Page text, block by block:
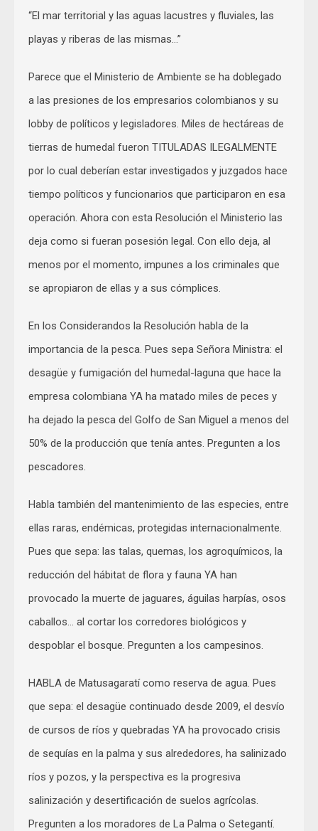
“El mar territorial y las aguas lacustres y fluviales, las
playas y riberas de las mismas…”
Parece que el Ministerio de Ambiente se ha doblegado
a las presiones de los empresarios colombianos y su
lobby de políticos y legisladores. Miles de hectáreas de
tierras de humedal fueron TITULADAS ILEGALMENTE
por lo cual deberían estar investigados y juzgados hace
tiempo políticos y funcionarios que participaron en esa
operación. Ahora con esta Resolución el Ministerio las
deja como si fueran posesión legal. Con ello deja, al
menos por el momento, impunes a los criminales que
se apropiaron de ellas y a sus cómplices.
En los Considerandos la Resolución habla de la
importancia de la pesca. Pues sepa Señora Ministra: el
desagüe y fumigación del humedal-laguna que hace la
empresa colombiana YA ha matado miles de peces y
ha dejado la pesca del Golfo de San Miguel a menos del
50% de la producción que tenía antes. Pregunten a los
pescadores.
Habla también del mantenimiento de las especies, entre
ellas raras, endémicas, protegidas internacionalmente.
Pues que sepa: las talas, quemas, los agroquímicos, la
reducción del hábitat de flora y fauna YA han
provocado la muerte de jaguares, águilas harpías, osos
caballos… al cortar los corredores biológicos y
despoblar el bosque. Pregunten a los campesinos.
HABLA de Matusagaratí como reserva de agua. Pues
que sepa: el desagüe continuado desde 2009, el desvío
de cursos de ríos y quebradas YA ha provocado crisis
de sequías en la palma y sus alrededores, ha salinizado
ríos y pozos, y la perspectiva es la progresiva
salinización y desertificación de suelos agrícolas.
Pregunten a los moradores de La Palma o Setegantí.